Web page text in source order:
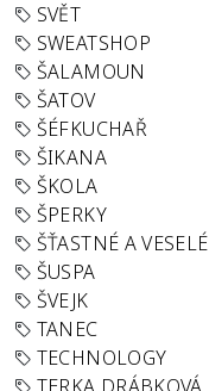
SVĚT
SWEATSHOP
ŠALAMOUN
ŠATOV
ŠÉFKUCHAŘ
ŠIKANA
ŠKOLA
ŠPERKY
ŠŤASTNÉ A VESELÉ
ŠUSPA
ŠVEJK
TANEC
TECHNOLOGY